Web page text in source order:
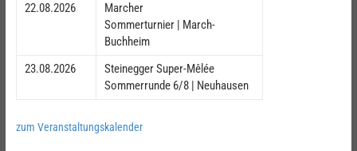
22.08.2026
Marcher
Sommerturnier | March-
Buchheim
23.08.2026
Steinegger Super-Mêlée
Sommerrunde 6/8 | Neuhausen
zum Veranstaltungskalender